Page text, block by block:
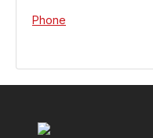
Phone